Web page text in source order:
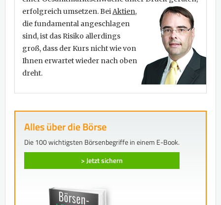
erfolgreich umsetzen. BeiAktien,
die fundamental angeschlagen
sind, ist das Risiko allerdings
groß, dass der Kurs nicht wie von
Ihnen erwartet wieder nach oben
dreht.
Alles über die Börse
Die 100 wichtigsten Börsenbegriffe in einem E-Book.
> Jetzt sichern